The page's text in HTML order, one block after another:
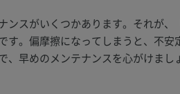
ンスがいくつかあります。それが、
す。偏摩擦になってしまうと、不安
早めのメンテナンスを心がけまし